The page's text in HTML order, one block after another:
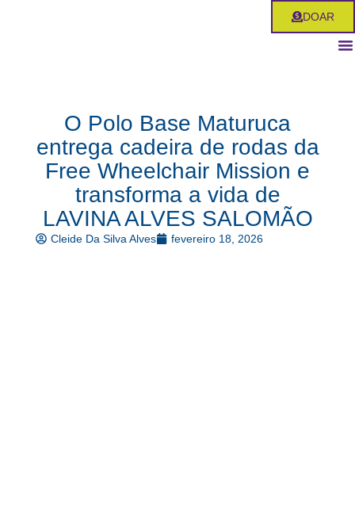
DOAR
O Polo Base Maturuca
entrega cadeira de rodas da
Free Wheelchair Mission e
transforma a vida de
LAVINA ALVES SALOMÃO
Cleide Da Silva Alves fevereiro 18, 2026